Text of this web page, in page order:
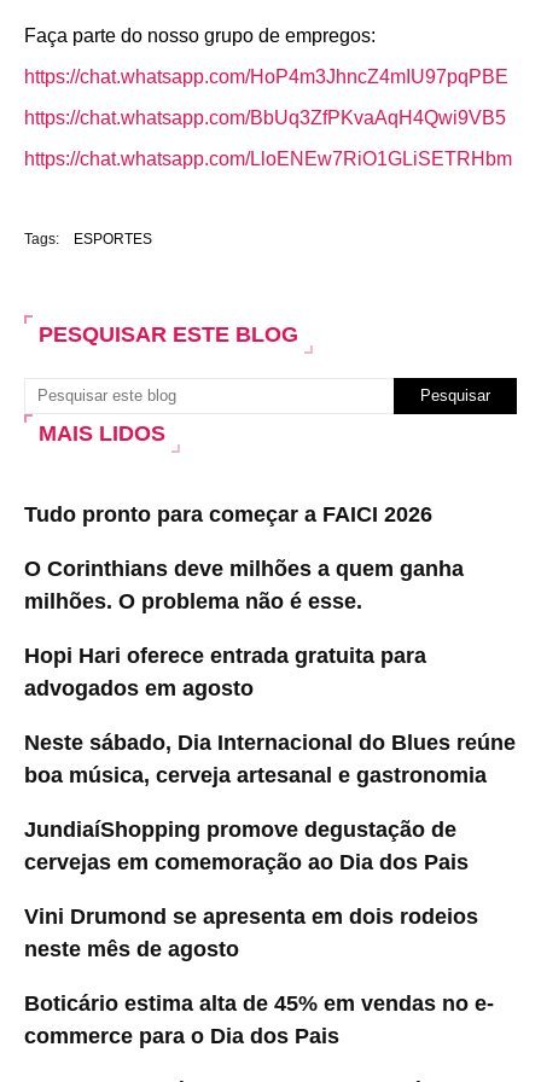
Faça parte do nosso grupo de empregos:
https://chat.whatsapp.com/HoP4m3JhncZ4mIU97pqPBE
https://chat.whatsapp.com/BbUq3ZfPKvaAqH4Qwi9VB5
https://chat.whatsapp.com/LloENEw7RiO1GLiSETRHbm
Tags: ESPORTES
PESQUISAR ESTE BLOG
MAIS LIDOS
Tudo pronto para começar a FAICI 2026
O Corinthians deve milhões a quem ganha
milhões. O problema não é esse.
Hopi Hari oferece entrada gratuita para
advogados em agosto
Neste sábado, Dia Internacional do Blues reúne
boa música, cerveja artesanal e gastronomia
JundiaíShopping promove degustação de
cervejas em comemoração ao Dia dos Pais
Vini Drumond se apresenta em dois rodeios
neste mês de agosto
Boticário estima alta de 45% em vendas no e-
commerce para o Dia dos Pais